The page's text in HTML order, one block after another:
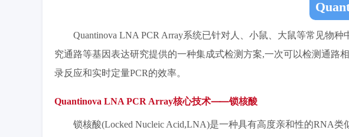
Quantinova LNA PCR Array系统已针对人、小鼠、大鼠等常见物
究通路等基因表达研究提供的一种集成式检测方案,一次可以检测通路
录反应和实时定量PCR的效率。
Quantinova LNA PCR Array核心技术⸺锁核酸
锁核酸(Locked Nucleic Acid,LNA)是一种具有高度亲和性的RNA类